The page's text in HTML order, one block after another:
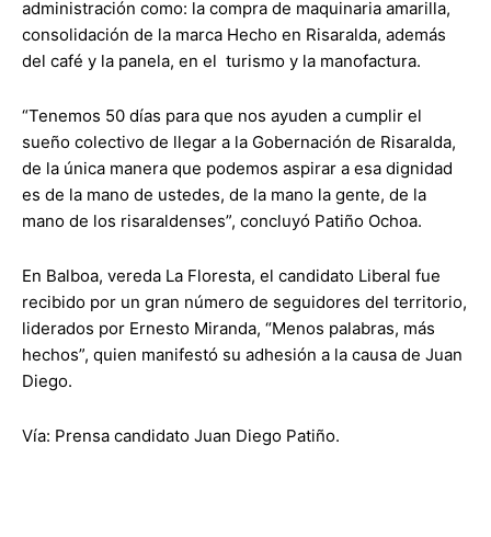
administración como: la compra de maquinaria amarilla,
consolidación de la marca Hecho en Risaralda, además
del café y la panela, en el turismo y la manofactura.
“Tenemos 50 días para que nos ayuden a cumplir el
sueño colectivo de llegar a la Gobernación de Risaralda,
de la única manera que podemos aspirar a esa dignidad
es de la mano de ustedes, de la mano la gente, de la
mano de los risaraldenses”, concluyó Patiño Ochoa.
En Balboa, vereda La Floresta, el candidato Liberal fue
recibido por un gran número de seguidores del territorio,
liderados por Ernesto Miranda, “Menos palabras, más
hechos”, quien manifestó su adhesión a la causa de Juan
Diego.
Vía: Prensa candidato Juan Diego Patiño.